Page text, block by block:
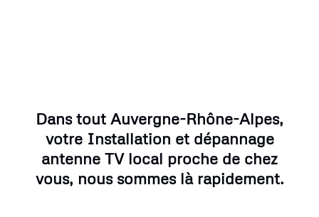
Dans tout Auvergne-Rhône-Alpes,
votre Installation et dépannage
antenne TV local proche de chez
vous, nous sommes là rapidement.